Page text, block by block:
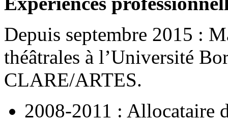
Depuis septembre 2015 :
théâtrales à l’Université
CLARE/ARTES.
2008-2011 : Allocataire